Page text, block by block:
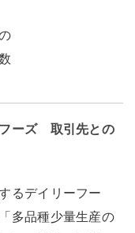
フーズ 取引先との
るデイリーフー
多品種少量生産の